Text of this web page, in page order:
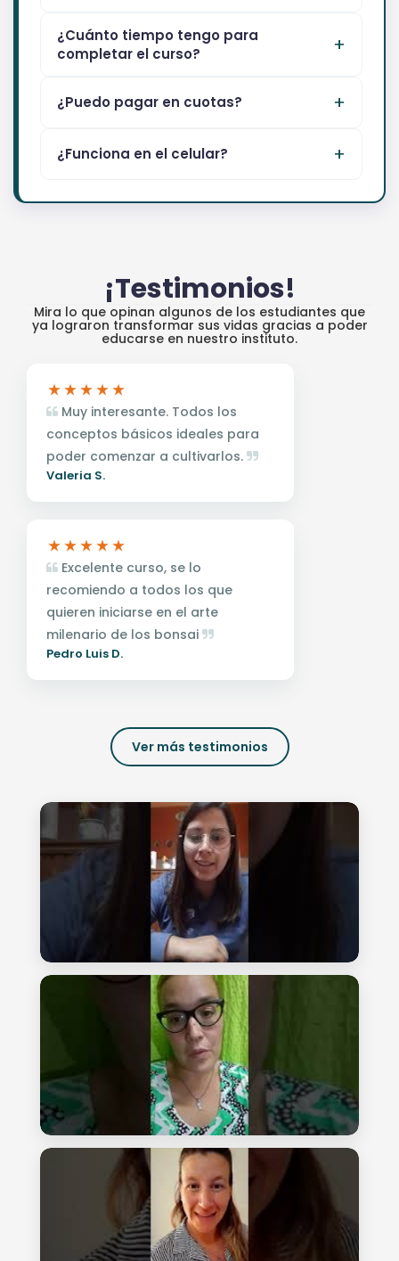
¿Cuánto tiempo tengo para
completar el curso?
¿Puedo pagar en cuotas?
¿Funciona en el celular?
¡Testimonios!
Mira lo que opinan algunos de los estudiantes que
ya lograron transformar sus vidas gracias a poder
educarse en nuestro instituto.
Muy interesante. Todos los
conceptos básicos ideales para
poder comenzar a cultivarlos.
Valeria S.
Excelente curso, se lo
recomiendo a todos los que
quieren iniciarse en el arte
milenario de los bonsai
Pedro Luis D.
Ver más testimonios